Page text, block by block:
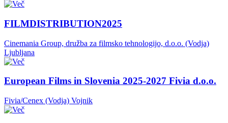
FILMDISTRIBUTION2025
Cinemania Group, družba za filmsko tehnologijo, d.o.o. (Vodja)
Ljubljana
European Films in Slovenia 2025-2027 Fivia d.o.o.
Fivia/Cenex (Vodja) Vojnik